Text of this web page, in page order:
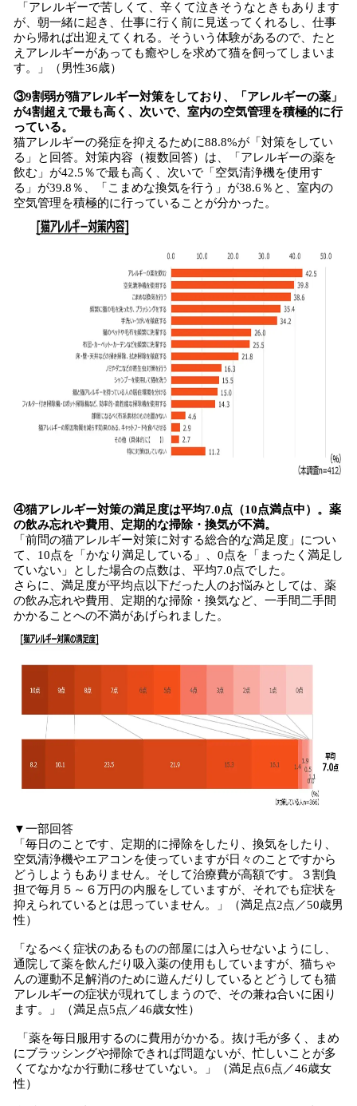
「アレルギーで苦しくて、辛くて泣きそうなときもあります
が、朝一緒に起き、仕事に行く前に見送ってくれるし、仕事
から帰れば出迎えてくれる。そういう体験があるので、たと
えアレルギーがあっても癒やしを求めて猫を飼ってしまいま
す。」（男性36歳）
③9割弱が猫アレルギー対策をしており、「アレルギーの薬」
が4割超えで最も高く、次いで、室内の空気管理を積極的に行
っている。
猫アレルギーの発症を抑えるために88.8%が「対策をしてい
る」と回答。対策内容（複数回答）は、「アレルギーの薬を
飲む」が42.5％で最も高く、次いで「空気清浄機を使用す
る」が39.8％、「こまめな換気を行う」が38.6％と、室内の
空気管理を積極的に行っていることが分かった。
④猫アレルギー対策の満足度は平均7.0点（10点満点中）。薬
の飲み忘れや費用、定期的な掃除・換気が不満。
「前問の猫アレルギー対策に対する総合的な満足度」につい
て、10点を「かなり満足している」、0点を「まったく満足し
ていない」とした場合の点数は、平均7.0点でした。
さらに、満足度が平均点以下だった人のお悩みとしては、薬
の飲み忘れや費用、定期的な掃除・換気など、一手間二手間
かかることへの不満があげられました。
▼一部回答
「毎日のことです、定期的に掃除をしたり、換気をしたり、
空気清浄機やエアコンを使っていますが日々のことですから
どうしようもありません。そして治療費が高額です。３割負
担で毎月５～６万円の内服をしていますが、それでも症状を
抑えられているとは思っていません。」（満足点2点／50歳男
性）
「なるべく症状のあるものの部屋には入らせないようにし、
通院して薬を飲んだり吸入薬の使用もしていますが、猫ちゃ
んの運動不足解消のために遊んだりしているとどうしても猫
アレルギーの症状が現れてしまうので、その兼ね合いに困り
ます。」（満足点5点／46歳女性）
「薬を毎日服用するのに費用がかかる。抜け毛が多く、まめ
にブラッシングや掃除できれば問題ないが、忙しいことが多
くてなかなか行動に移せていない。」（満足点6点／46歳女
性）